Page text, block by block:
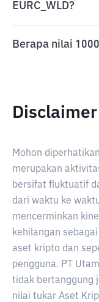
EURC_WLD?
Berapa nilai
Disclaimer
Mohon
merupakan
bersifat fluktuatif
dari waktu ke
mencerminkan
kehilangan
aset kripto dan
pengguna. PT
tidak bertanggung
nilai tukar Aset